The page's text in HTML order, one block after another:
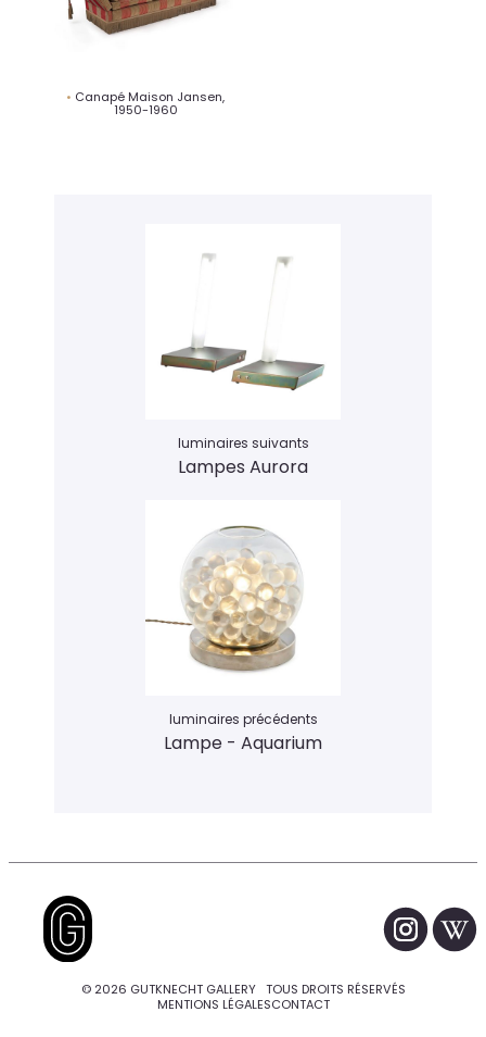
Canapé Maison Jansen,
1950-1960
luminaires précédents
Lampe - Aquarium
luminaires suivants
Lampes Aurora
© 2026 GUTKNECHT GALLERY TOUS DROITS RÉSERVÉS
MENTIONS LÉGALESCONTACT